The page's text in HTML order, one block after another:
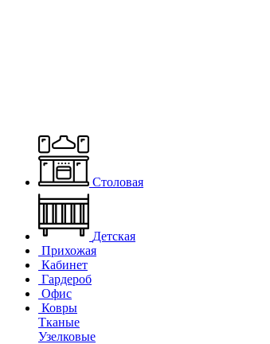
Столовая
Детская
Прихожая
Кабинет
Гардероб
Офис
Ковры
Тканые
Узелковые